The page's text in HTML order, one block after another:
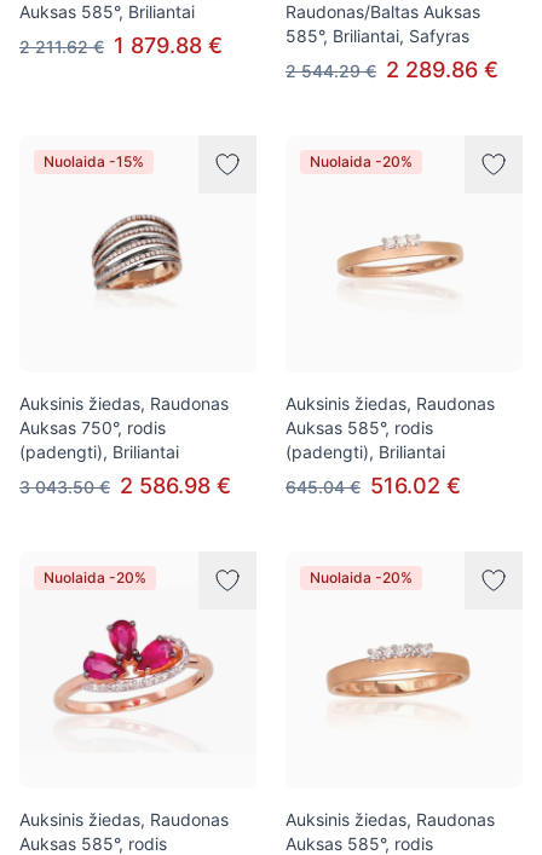
Auksas 585°, Briliantai
2 211.62 € 1 879.88 €
Raudonas/Baltas Auksas
585°, Briliantai, Safyras
2 544.29 € 2 289.86 €
Nuolaida -15%
Auksinis žiedas, Raudonas
Auksas 750°, rodis
(padengti), Briliantai
3 043.50 € 2 586.98 €
Nuolaida -20%
Auksinis žiedas, Raudonas
Auksas 585°, rodis
(padengti), Briliantai
645.04 € 516.02 €
Nuolaida -20%
Auksinis žiedas, Raudonas
Auksas 585°, rodis
Nuolaida -20%
Auksinis žiedas, Raudonas
Auksas 585°, rodis